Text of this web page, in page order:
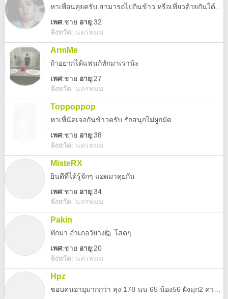
เพศ:ชาย อายุ:32
จังหวัด: นครพนม
ArmMe
ถ้าอยากได้แฟนก้ทักมาเราน้ะ
เพศ:ชาย อายุ:27
จังหวัด: นครพนม
Toppoppop
หาเพื่นัดเจอกันข้าวครับ รักสนุกไม่ผูกมัด
เพศ:ชาย อายุ:38
จังหวัด: นครพนม
MisteRX
ยินดีที่ได้รู้จักๆ แอดมาคุยกัน
เพศ:ชาย อายุ:34
จังหวัด: นครพนม
Pakin
ทักมา อำเภอวัยาง🙋 โสดๆ
เพศ:ชาย อายุ:20
จังหวัด: นครพนม
Hpz